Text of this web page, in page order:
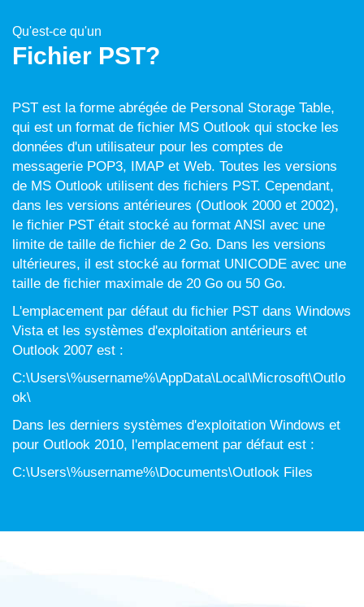
Qu'est-ce qu'un
Fichier PST?
PST est la forme abrégée de Personal Storage Table,
qui est un format de fichier MS Outlook qui stocke les
données d'un utilisateur pour les comptes de
messagerie POP3, IMAP et Web. Toutes les versions
de MS Outlook utilisent des fichiers PST. Cependant,
dans les versions antérieures (Outlook 2000 et 2002),
le fichier PST était stocké au format ANSI avec une
limite de taille de fichier de 2 Go. Dans les versions
ultérieures, il est stocké au format UNICODE avec une
taille de fichier maximale de 20 Go ou 50 Go.
L'emplacement par défaut du fichier PST dans Windows
Vista et les systèmes d'exploitation antérieurs et
Outlook 2007 est :
C:\Users\%username%\AppData\Local\Microsoft\Outlo
ok\
Dans les derniers systèmes d'exploitation Windows et
pour Outlook 2010, l'emplacement par défaut est :
C:\Users\%username%\Documents\Outlook Files